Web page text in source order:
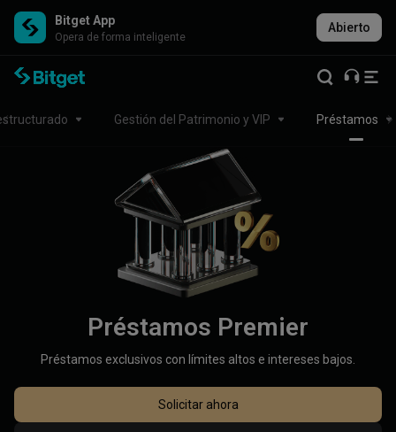
Bitget App
Opera de forma inteligente
Abierto
Gestión del Patrimonio y VIP Préstamos
Préstamos Premier
Préstamos exclusivos con límites altos e intereses bajos.
Solicitar ahora